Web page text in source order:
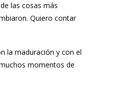
las cosas más
Quiero contar
la maduración y con el
momentos de